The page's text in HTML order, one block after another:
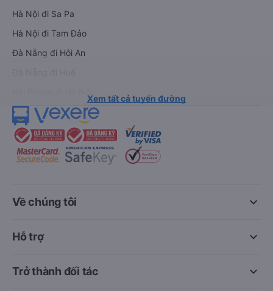
Hà Nội đi Sa Pa
Hà Nội đi Tam Đảo
Đà Nẵng đi Hội An
Xem tất cả tuyến đường
keyboard_arrow_down
Về chúng tôi
keyboard_arrow_down
Hỗ trợ
keyboard_arrow_down
Trở thành đối tác